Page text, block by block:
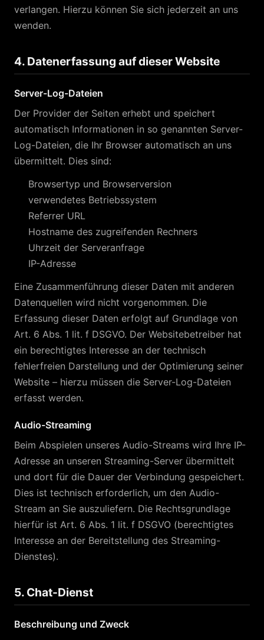
verlangen. Hierzu können Sie sich jederzeit an uns
wenden.
4. Datenerfassung auf dieser Website
Server-Log-Dateien
Der Provider der Seiten erhebt und speichert
automatisch Informationen in so genannten Server-
Log-Dateien, die Ihr Browser automatisch an uns
übermittelt. Dies sind:
Browsertyp und Browserversion
verwendetes Betriebssystem
Referrer URL
Hostname des zugreifenden Rechners
Uhrzeit der Serveranfrage
IP-Adresse
Eine Zusammenführung dieser Daten mit anderen
Datenquellen wird nicht vorgenommen. Die
Erfassung dieser Daten erfolgt auf Grundlage von
Art. 6 Abs. 1 lit. f DSGVO. Der Websitebetreiber hat
ein berechtigtes Interesse an der technisch
fehlerfreien Darstellung und der Optimierung seiner
Website – hierzu müssen die Server-Log-Dateien
erfasst werden.
Audio-Streaming
Beim Abspielen unseres Audio-Streams wird Ihre IP-
Adresse an unseren Streaming-Server übermittelt
und dort für die Dauer der Verbindung gespeichert.
Dies ist technisch erforderlich, um den Audio-
Stream an Sie auszuliefern. Die Rechtsgrundlage
hierfür ist Art. 6 Abs. 1 lit. f DSGVO (berechtigtes
Interesse an der Bereitstellung des Streaming-
Dienstes).
5. Chat-Dienst
Beschreibung und Zweck